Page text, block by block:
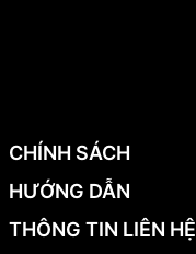
CHÍNH SÁCH
HƯỚNG DẪN
THÔNG TIN LIÊN HỆ